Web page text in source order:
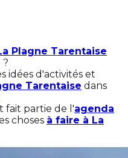
Plagne Tarentaise
idées d'activités et
Tarentaise dans
fait partie de l'agenda
choses à faire à La